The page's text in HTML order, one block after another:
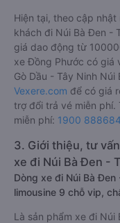
Hiện tại, theo cập nhật
khách đi Núi Bà Đen -
giá dao động từ
xe Đồng Phước có giá
Gò Dầu - Tây Ninh
Vexere.com để có giá
trợ đổi trả vé miễn
miễn phí: 1900 888684
3. Giới thiệu, tư
xe đi Núi Bà Đen -
Dòng xe đi Núi Bà Đen
limousine 9 chỗ vip,
Là sản phẩm xe đi Núi